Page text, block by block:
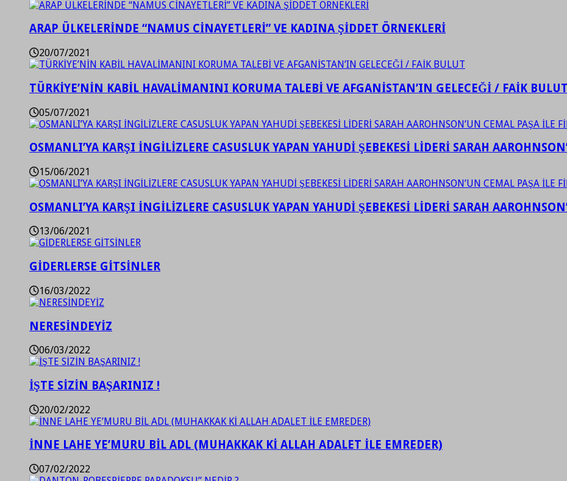
ARAP ÜLKELERİNDE “NAMUS CİNAYETLERİ” VE KADINA ŞİDDET ÖRNEKLERİ
20/07/2021
TÜRKİYE’NİN KABİL HAVALİMANINI KORUMA TALEBİ VE AFGANİSTAN’IN GELECEĞİ / FAİK BULUT
05/07/2021
OSMANLI’YA KARŞI İNGİLİZLERE CASUSLUK YAPAN YAHUDİ ŞEBEKESİ LİDERİ SARAH
15/06/2021
OSMANLI’YA KARŞI İNGİLİZLERE CASUSLUK YAPAN YAHUDİ ŞEBEKESİ LİDERİ SARAH
13/06/2021
GİDERLERSE GİTSİNLER
16/03/2022
NERESİNDEYİZ
06/03/2022
İŞTE SİZİN BAŞARINIZ !
20/02/2022
İNNE LAHE YE’MURU BİL ADL (MUHAKKAK Kİ ALLAH ADALET İLE EMREDER)
07/02/2022